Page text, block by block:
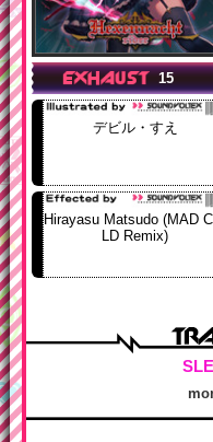
15
デビル・すえ
Hirayasu Matsudo (MAD
LD Remix)